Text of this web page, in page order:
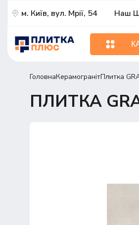
м. Київ, вул. Мрії, 54 Наш
ГоловнаКерамогранітПлитка
ПЛИТКА